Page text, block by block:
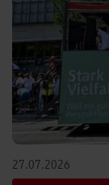
27.07.2026